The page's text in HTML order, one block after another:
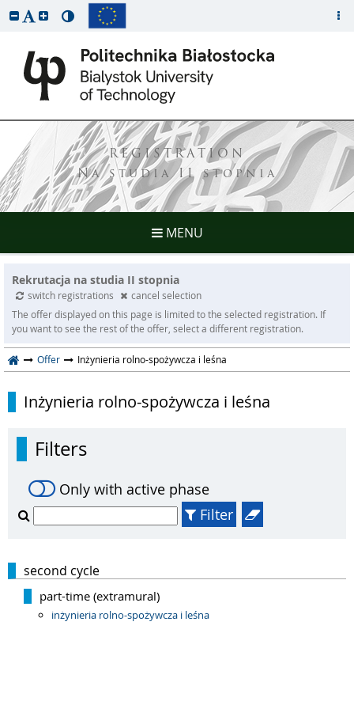
REGISTRATION
Na studia II stopnia
MENU
Rekrutacja na studia II stopnia
switch registrations
cancel selection
The offer displayed on this page is limited to the selected registration. If
you want to see the rest of the offer, select a different registration.
Offer Inżynieria rolno-spożywcza i leśna
Inżynieria rolno-spożywcza i leśna
Filters
Only with active phase
Filter
second cycle
part-time (extramural)
inżynieria rolno-spożywcza i leśna